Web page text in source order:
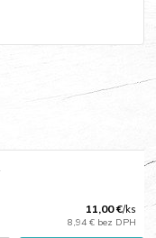
11,00 €/ks
8,94 € bez DPH